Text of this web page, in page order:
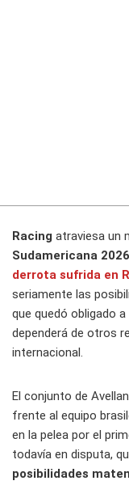
Racing atraviesa un
Sudamericana 2026
derrota sufrida en
seriamente las
que quedó obligado
dependerá de otros
internacional.
El conjunto de
frente al equipo
en la pelea por el
todavía en disputa,
posibilidades